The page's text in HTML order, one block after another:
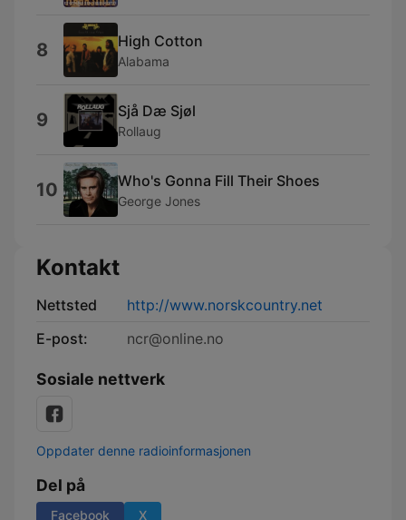
8 High Cotton
Alabama
9 Sjå Dæ Sjøl
Rollaug
10 Who's Gonna Fill Their Shoes
George Jones
Kontakt
Nettsted
http://www.norskcountry.net
E-post:
ncr@online.no
Sosiale nettverk
Oppdater denne radioinformasjonen
Del på
Facebook X